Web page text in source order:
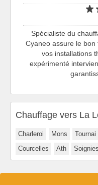
Spécialiste du
Cyaneo assure le
vos installations
expérimenté
Chauffage vers La
Charleroi Mons Tournai
Courcelles
Ath Soignies